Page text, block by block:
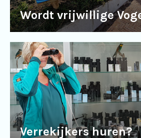
Wordt vrijwillige
Verrekijkers huren?